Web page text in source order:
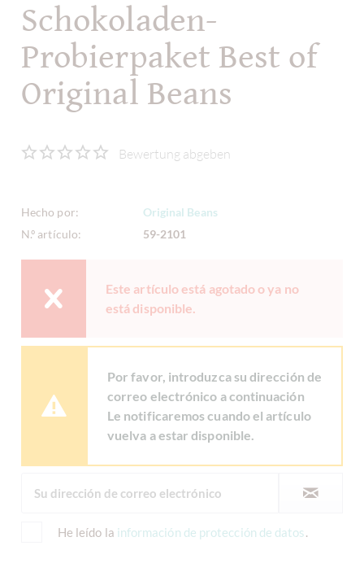
Schokoladen-
Probierpaket Best of
Original Beans
Bewertung abgeben
Hecho por:
Original Beans
N.º artículo:
59-2101
Este artículo está agotado o ya no
está disponible.
Por favor, introduzca su dirección de
correo electrónico a continuación
Le notificaremos cuando el artículo
vuelva a estar disponible.
He leído la información de protección de datos.